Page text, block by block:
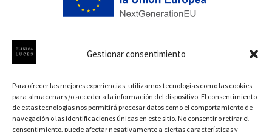
Gestionar consentimiento
Para ofrecer las mejores experiencias, utilizamos tecnologías como las cookies
para almacenar y/o acceder a la información del dispositivo. El consentimiento
de estas tecnologías nos permitirá procesar datos como el comportamiento de
navegación o las identificaciones únicas en este sitio. No consentir o retirar el
consentimiento, puede afectar negativamente a ciertas características y